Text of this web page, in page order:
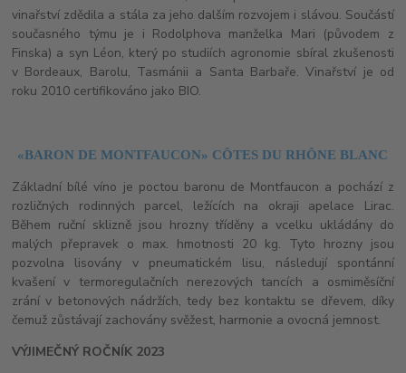
vinařství zdědila a stála za jeho dalším rozvojem i slávou. Součástí
současného týmu je i Rodolphova manželka Mari (původem z
Finska) a syn Léon, který po studiích agronomie sbíral zkušenosti
v Bordeaux, Barolu, Tasmánii a Santa Barbaře. Vinařství je od
roku 2010 certifikováno jako BIO.
«BARON DE MONTFAUCON» CÔTES DU RHÔNE BLANC
Základní bílé víno je poctou baronu de Montfaucon a pochází z
rozličných rodinných parcel, ležících na okraji apelace Lirac.
Během ruční sklizně jsou hrozny tříděny a vcelku ukládány do
malých přepravek o max. hmotnosti 20 kg. Tyto hrozny jsou
pozvolna lisovány v pneumatickém lisu, následují spontánní
kvašení v termoregulačních nerezových tancích a osmiměsíční
zrání v betonových nádržích, tedy bez kontaktu se dřevem, díky
čemuž zůstávají zachovány svěžest, harmonie a ovocná jemnost.
VÝJIMEČNÝ ROČNÍK 2023